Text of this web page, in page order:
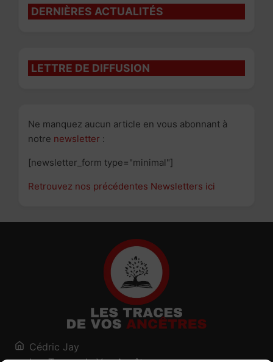
DERNIÈRES ACTUALITÉS
LETTRE DE DIFFUSION
Ne manquez aucun article en vous abonnant à
notre newsletter :
[newsletter_form type="minimal"]
Retrouvez nos précédentes Newsletters ici
Cédric Jay